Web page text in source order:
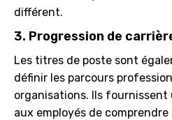
différent.
3. Progression de
Les titres de poste sont
définir les parcours
organisations. Ils
aux employés de